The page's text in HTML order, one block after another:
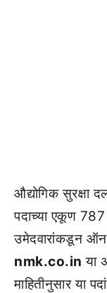
औद्योगिक सुरक्षा
पदाच्या एकूण 787
उमेदवारांकडून
nmk.co.in या
माहितीनुसार या